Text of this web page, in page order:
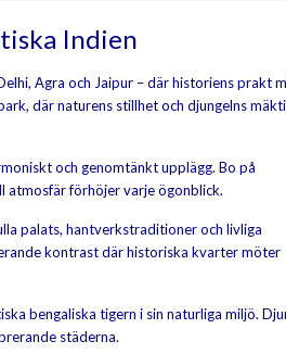
Indien
Agra och Jaipur – där historiens prakt
där naturens stillhet och djungelns
och genomtänkt upplägg. Bo på
atmosfär förhöjer varje ögonblick.
palats, hantverkstraditioner och livliga
kontrast där historiska kvarter möter
bengaliska tigern i sin naturliga miljö.
städerna.